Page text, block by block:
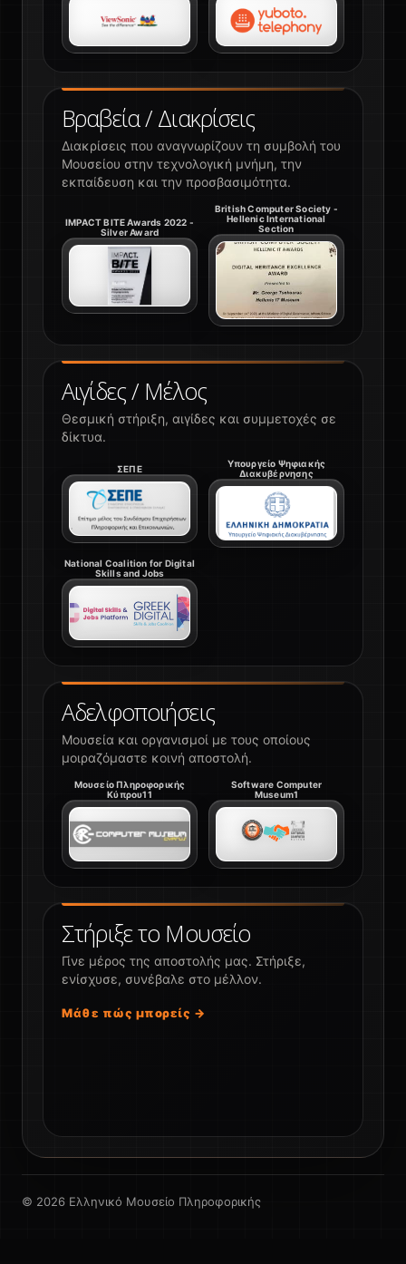
Αδελφοποιήσεις
Μουσεία και οργανισμοί με τους οποίους
μοιραζόμαστε κοινή αποστολή.
Μουσείο Πληροφορικής
Κύπρου11
Software Computer
Museum1
Αιγίδες / Μέλος
Θεσμική στήριξη, αιγίδες και συμμετοχές σε
δίκτυα.
ΣΕΠΕ
Υπουργείο Ψηφιακής
Διακυβέρνησης
National Coalition for Digital
Skills and Jobs
Βραβεία / Διακρίσεις
Διακρίσεις που αναγνωρίζουν τη συμβολή του
Μουσείου στην τεχνολογική μνήμη, την
εκπαίδευση και την προσβασιμότητα.
IMPACT BITE Awards 2022 -
Silver Award
British Computer Society -
Hellenic International
Section
Στήριξε το Μουσείο
Γίνε μέρος της αποστολής μας. Στήριξε,
ενίσχυσε, συνέβαλε στο μέλλον.
Μάθε πώς μπορείς →
© 2026 Ελληνικό Μουσείο Πληροφορικής